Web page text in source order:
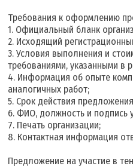
Требования к оформлению
1. Официальный бланк
2. Исходящий
3. Условия выполнения и
требованиями, указанными в
4. Информация об опыте
аналогичных работ;
5. Срок действия
6. ФИО, должность и подпись
7. Печать организации;
8. Контактная информация
Предложение на участие в